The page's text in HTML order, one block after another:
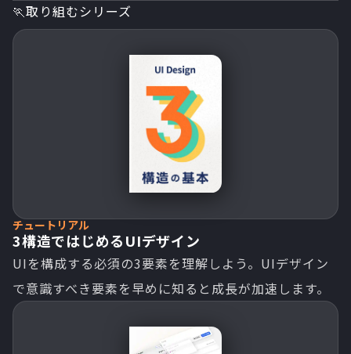
🏃取り組むシリーズ
チュートリアル
3構造ではじめるUIデザイン
UIを構成する必須の3要素を理解しよう。UIデザイン
で意識すべき要素を早めに知ると成長が加速します。